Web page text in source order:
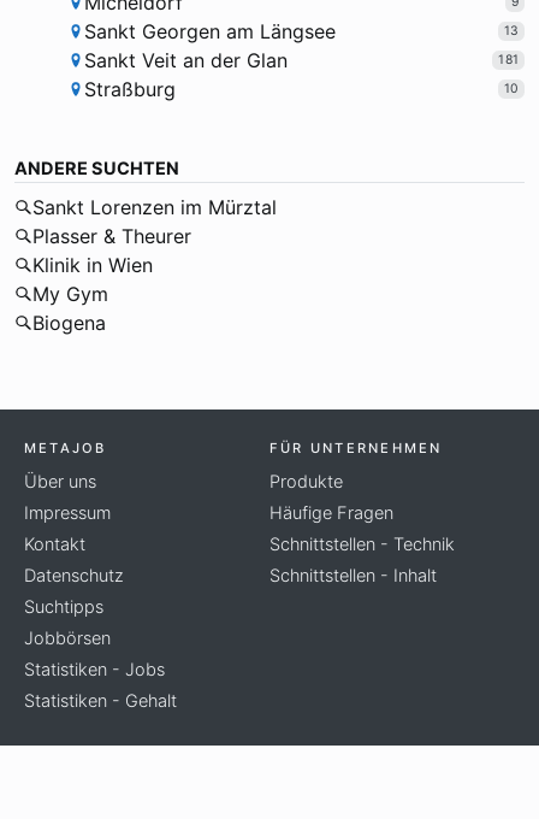
Sankt Georgen am Längsee 13
Sankt Veit an der Glan 181
Straßburg 10
ANDERE SUCHTEN
Sankt Lorenzen im Mürztal
Plasser & Theurer
Klinik in Wien
My Gym
Biogena
METAJOB
Über uns
Impressum
Kontakt
Datenschutz
Suchtipps
Jobbörsen
Statistiken - Jobs
Statistiken - Gehalt
FÜR UNTERNEHMEN
Produkte
Häufige Fragen
Schnittstellen - Technik
Schnittstellen - Inhalt